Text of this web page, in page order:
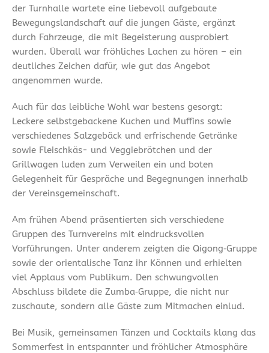
der Turnhalle wartete eine liebevoll aufgebaute
Bewegungslandschaft auf die jungen Gäste, ergänzt
durch Fahrzeuge, die mit Begeisterung ausprobiert
wurden. Überall war fröhliches Lachen zu hören – ein
deutliches Zeichen dafür, wie gut das Angebot
angenommen wurde.
Auch für das leibliche Wohl war bestens gesorgt:
Leckere selbstgebackene Kuchen und Muffins sowie
verschiedenes Salzgebäck und erfrischende Getränke
sowie Fleischkäs- und Veggiebrötchen und der
Grillwagen luden zum Verweilen ein und boten
Gelegenheit für Gespräche und Begegnungen innerhalb
der Vereinsgemeinschaft.
Am frühen Abend präsentierten sich verschiedene
Gruppen des Turnvereins mit eindrucksvollen
Vorführungen. Unter anderem zeigten die Qigong‑Gruppe
sowie der orientalische Tanz ihr Können und erhielten
viel Applaus vom Publikum. Den schwungvollen
Abschluss bildete die Zumba‑Gruppe, die nicht nur
zuschaute, sondern alle Gäste zum Mitmachen einlud.
Bei Musik, gemeinsamen Tänzen und Cocktails klang das
Sommerfest in entspannter und fröhlicher Atmosphäre